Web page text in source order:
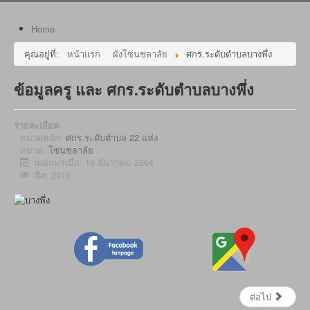
Home
คุณอยู่ที่:
หน้าแรก ผังโซนชลาลัย ศกร.ระดับตำบลบางพึ่ง
ข้อมูลครู และ ศกร.ระดับตำบลบางพึ่ง
รายละเอียด
หมวดหลัก: ศกร.ระดับตำบล 22 แห่ง
หมวด: โซนชลาลัย
เผยแพร่เมื่อ: 19 ธันวาคม 2564
ฮิต: 2010
ต่อไป